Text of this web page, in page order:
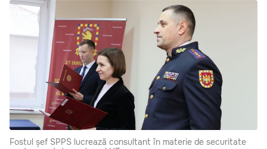
Fostul șef SPPS lucrează consultant în materie de securitate